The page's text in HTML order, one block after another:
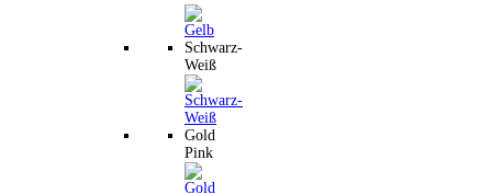
Schwarz-
Weiß
Gold
Pink